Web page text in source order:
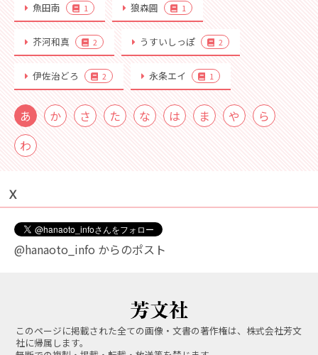
魚田南 1 狼森圓 1
芥河和真 2 うすいしっぽ 2
伊佐治どろ 2 永条エイ 1
あ か さ た な は ま や
ら
わ
Ｘ
@hanaoto_info からのポスト
このページに掲載された全ての画像・文書の著作権は、株式会社芳文
社に帰属します。